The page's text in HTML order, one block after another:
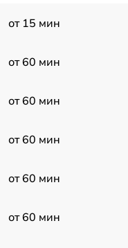
от 15 мин
от 60 мин
от 60 мин
от 60 мин
от 60 мин
от 60 мин